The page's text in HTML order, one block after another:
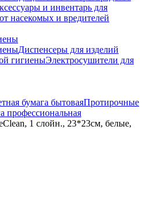
и инвентарь для
насекомых и вредителей
Диспенсеры для изделий
гигиеныЭлектросушители для
бумага бытоваяПротирочные
профессиональная
1 слойн., 23*23см, белые,